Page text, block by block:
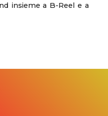
insieme a B-Reel e a